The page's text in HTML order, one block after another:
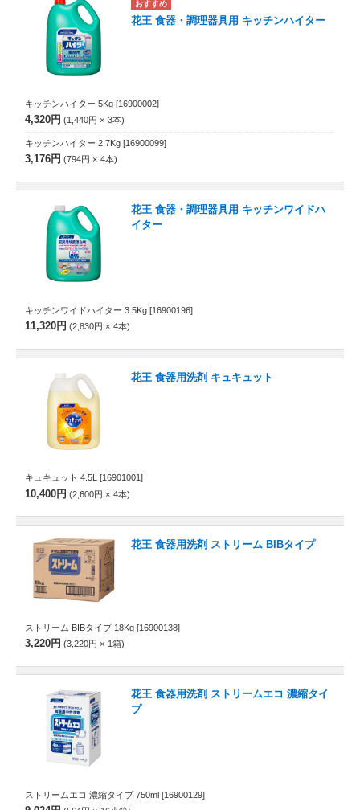
花王 食器・調理器具用 キッチンハイター
キッチンハイター 5Kg [16900002]
4,320円 1,440円 3本
キッチンハイター 2.7Kg [16900099]
3,176円 794円 4本
花王 食器・調理器具用 キッチンワイドハ
イター
キッチンワイドハイター 3.5Kg [16900196]
11,320円 2,830円 4本
花王 食器用洗剤 キュキュット
キュキュット 4.5L [16901001]
10,400円 2,600円 4本
花王 食器用洗剤 ストリーム BIBタイプ
ストリーム BIBタイプ 18Kg [16900138]
3,220円 3,220円 1箱
花王 食器用洗剤 ストリームエコ 濃縮タイ
プ
ストリームエコ 濃縮タイプ 750ml [16900129]